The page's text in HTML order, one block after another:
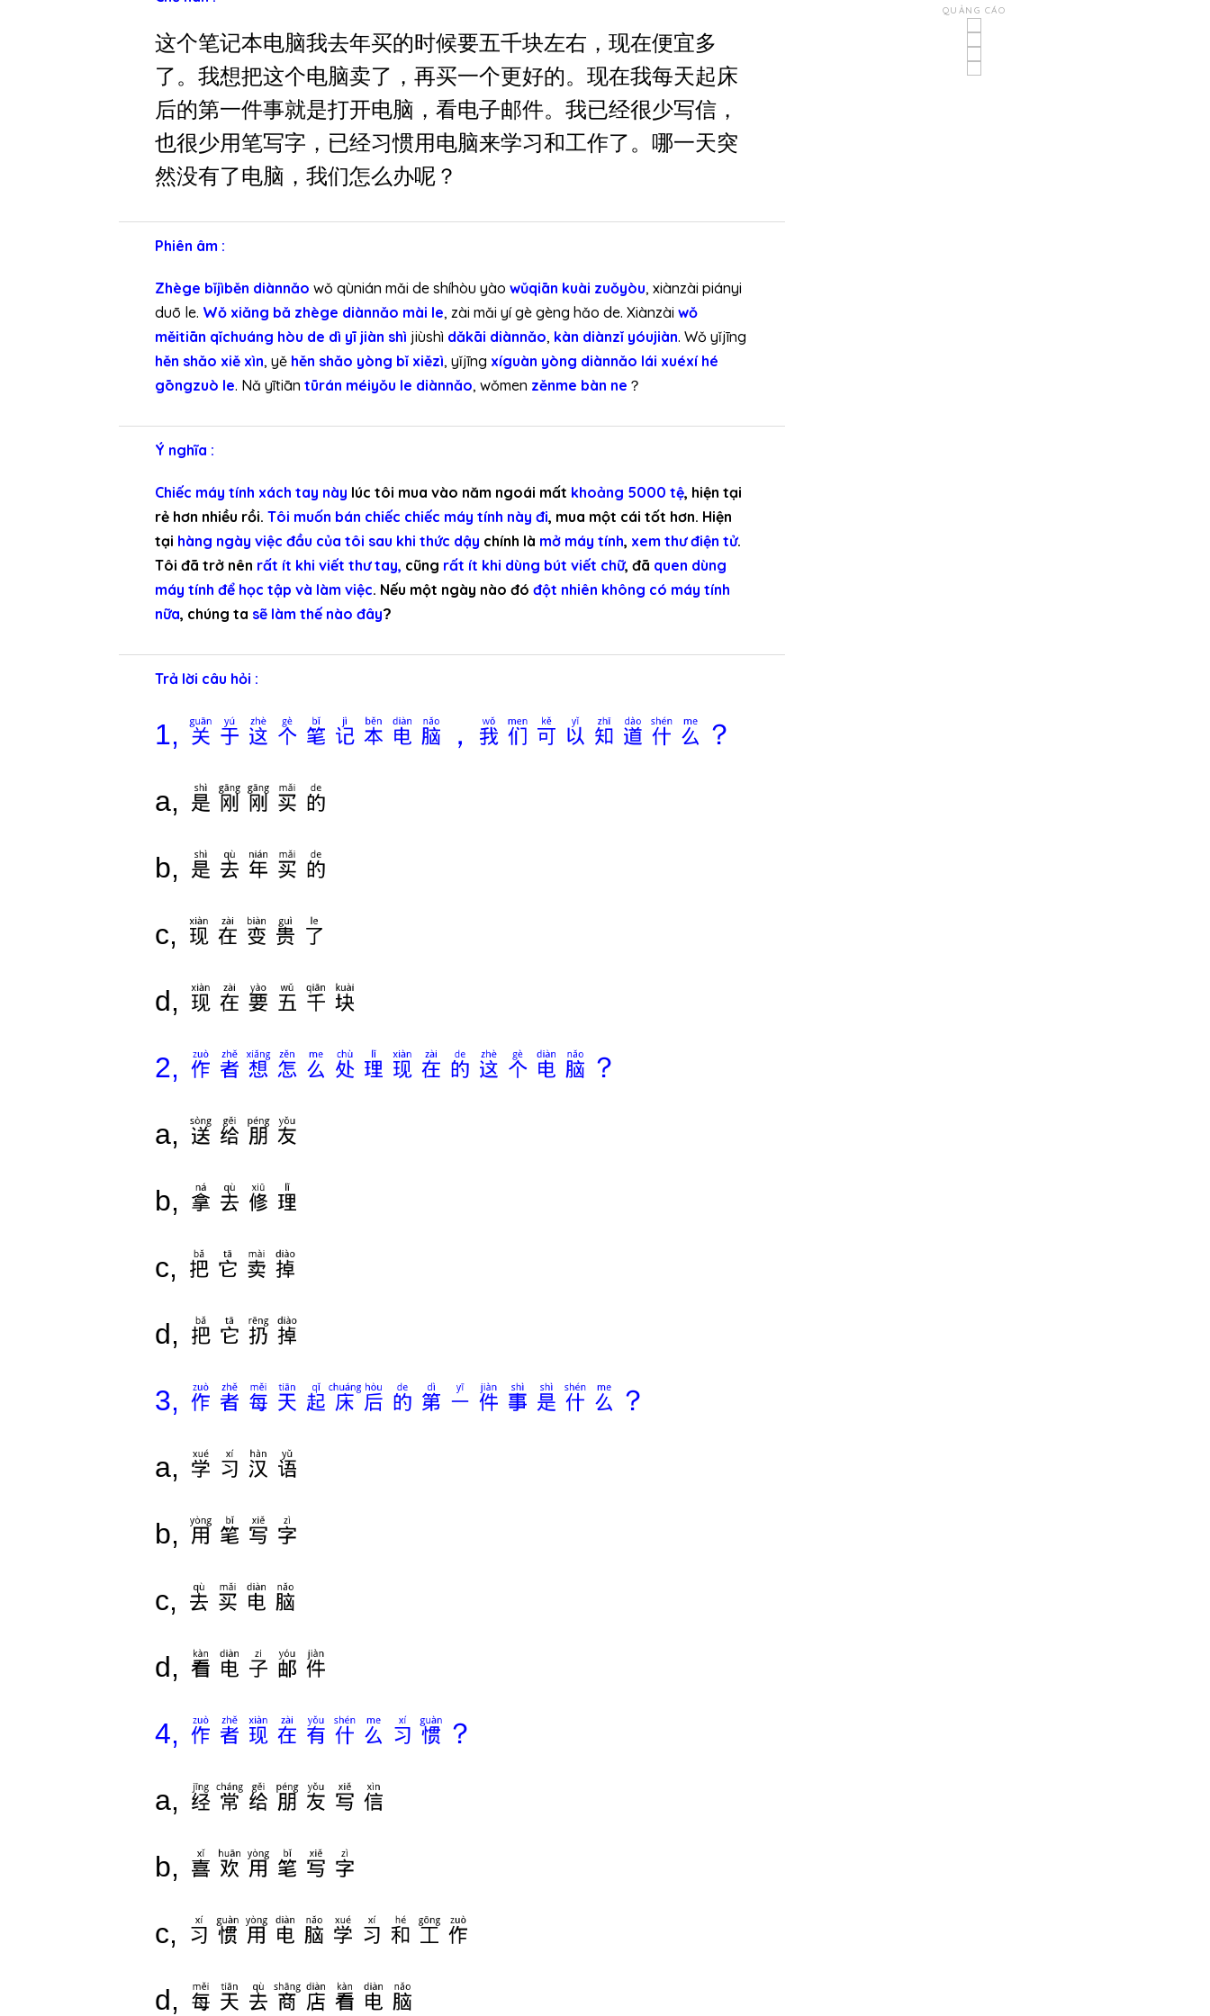
p
h
á
t
â
m
t
h
g
c
á
c
p
i
t
ê
n
n
u
ố
n
g
đ
g
h
这个笔记本电脑我去年买的时候要五千块左右，现在便宜多
了。我想把这个电脑卖了，再买一个更好的。现在我每天起床
后的第一件事就是打开电脑，看电子邮件。我已经很少写信，
也很少用笔写字，已经习惯用电脑来学习和工作了。哪一天突
然没有了电脑，我们怎么办呢？
Phiên âm :
Zhège bǐjìběn diànnǎo wǒ qùnián mǎi de shíhòu yào wǔqiān kuài zuǒyòu, xiànzài piányi
duō le. Wǒ xiǎng bǎ zhège diànnǎo mài le, zài mǎi yí gè gèng hǎo de. Xiànzài wǒ
měitiān qǐchuáng hòu de dì yī jiàn shì jiùshì dǎkāi diànnǎo, kàn diànzǐ yóujiàn. Wǒ yǐjīng
hěn shǎo xiě xìn, yě hěn shǎo yòng bǐ xiězì, yǐjīng xíguàn yòng diànnǎo lái xuéxí hé
gōngzuò le. Nǎ yītiān tūrán méiyǒu le diànnǎo, wǒmen zěnme bàn ne ？
Ý nghĩa :
Chiếc máy tính xách tay này lúc tôi mua vào năm ngoái mất khoảng 5000 tệ, hiện tại
rẻ hơn nhiều rồi. Tôi muốn bán chiếc chiếc máy tính này đi, mua một cái tốt hơn. Hiện
tại hàng ngày việc đầu của tôi sau khi thức dậy chính là mở máy tính, xem thư điện tử.
Tôi đã trở nên rất ít khi viết thư tay, cũng rất ít khi dùng bút viết chữ, đã quen dùng
máy tính để học tập và làm việc. Nếu một ngày nào đó đột nhiên không có máy tính
nữa, chúng ta sẽ làm thế nào đây?
Trả lời câu hỏi :
1, 关于这个笔记本电脑，我们可以知道什么？
a, 是刚刚买的
b, 是去年买的
c, 现在变贵了
d, 现在要五千块
2, 作者想怎么处理现在的这个电脑？
a, 送给朋友
b, 拿去修理
c, 把它卖掉
d, 把它扔掉
3, 作者每天起床后的第一件事是什么？
a, 学习汉语
b, 用笔写字
c, 去买电脑
d, 看电子邮件
4, 作者现在有什么习惯？
a, 经常给朋友写信
b, 喜欢用笔写字
c, 习惯用电脑学习和工作
d, 每天去商店看电脑
QUẢNG CÁO